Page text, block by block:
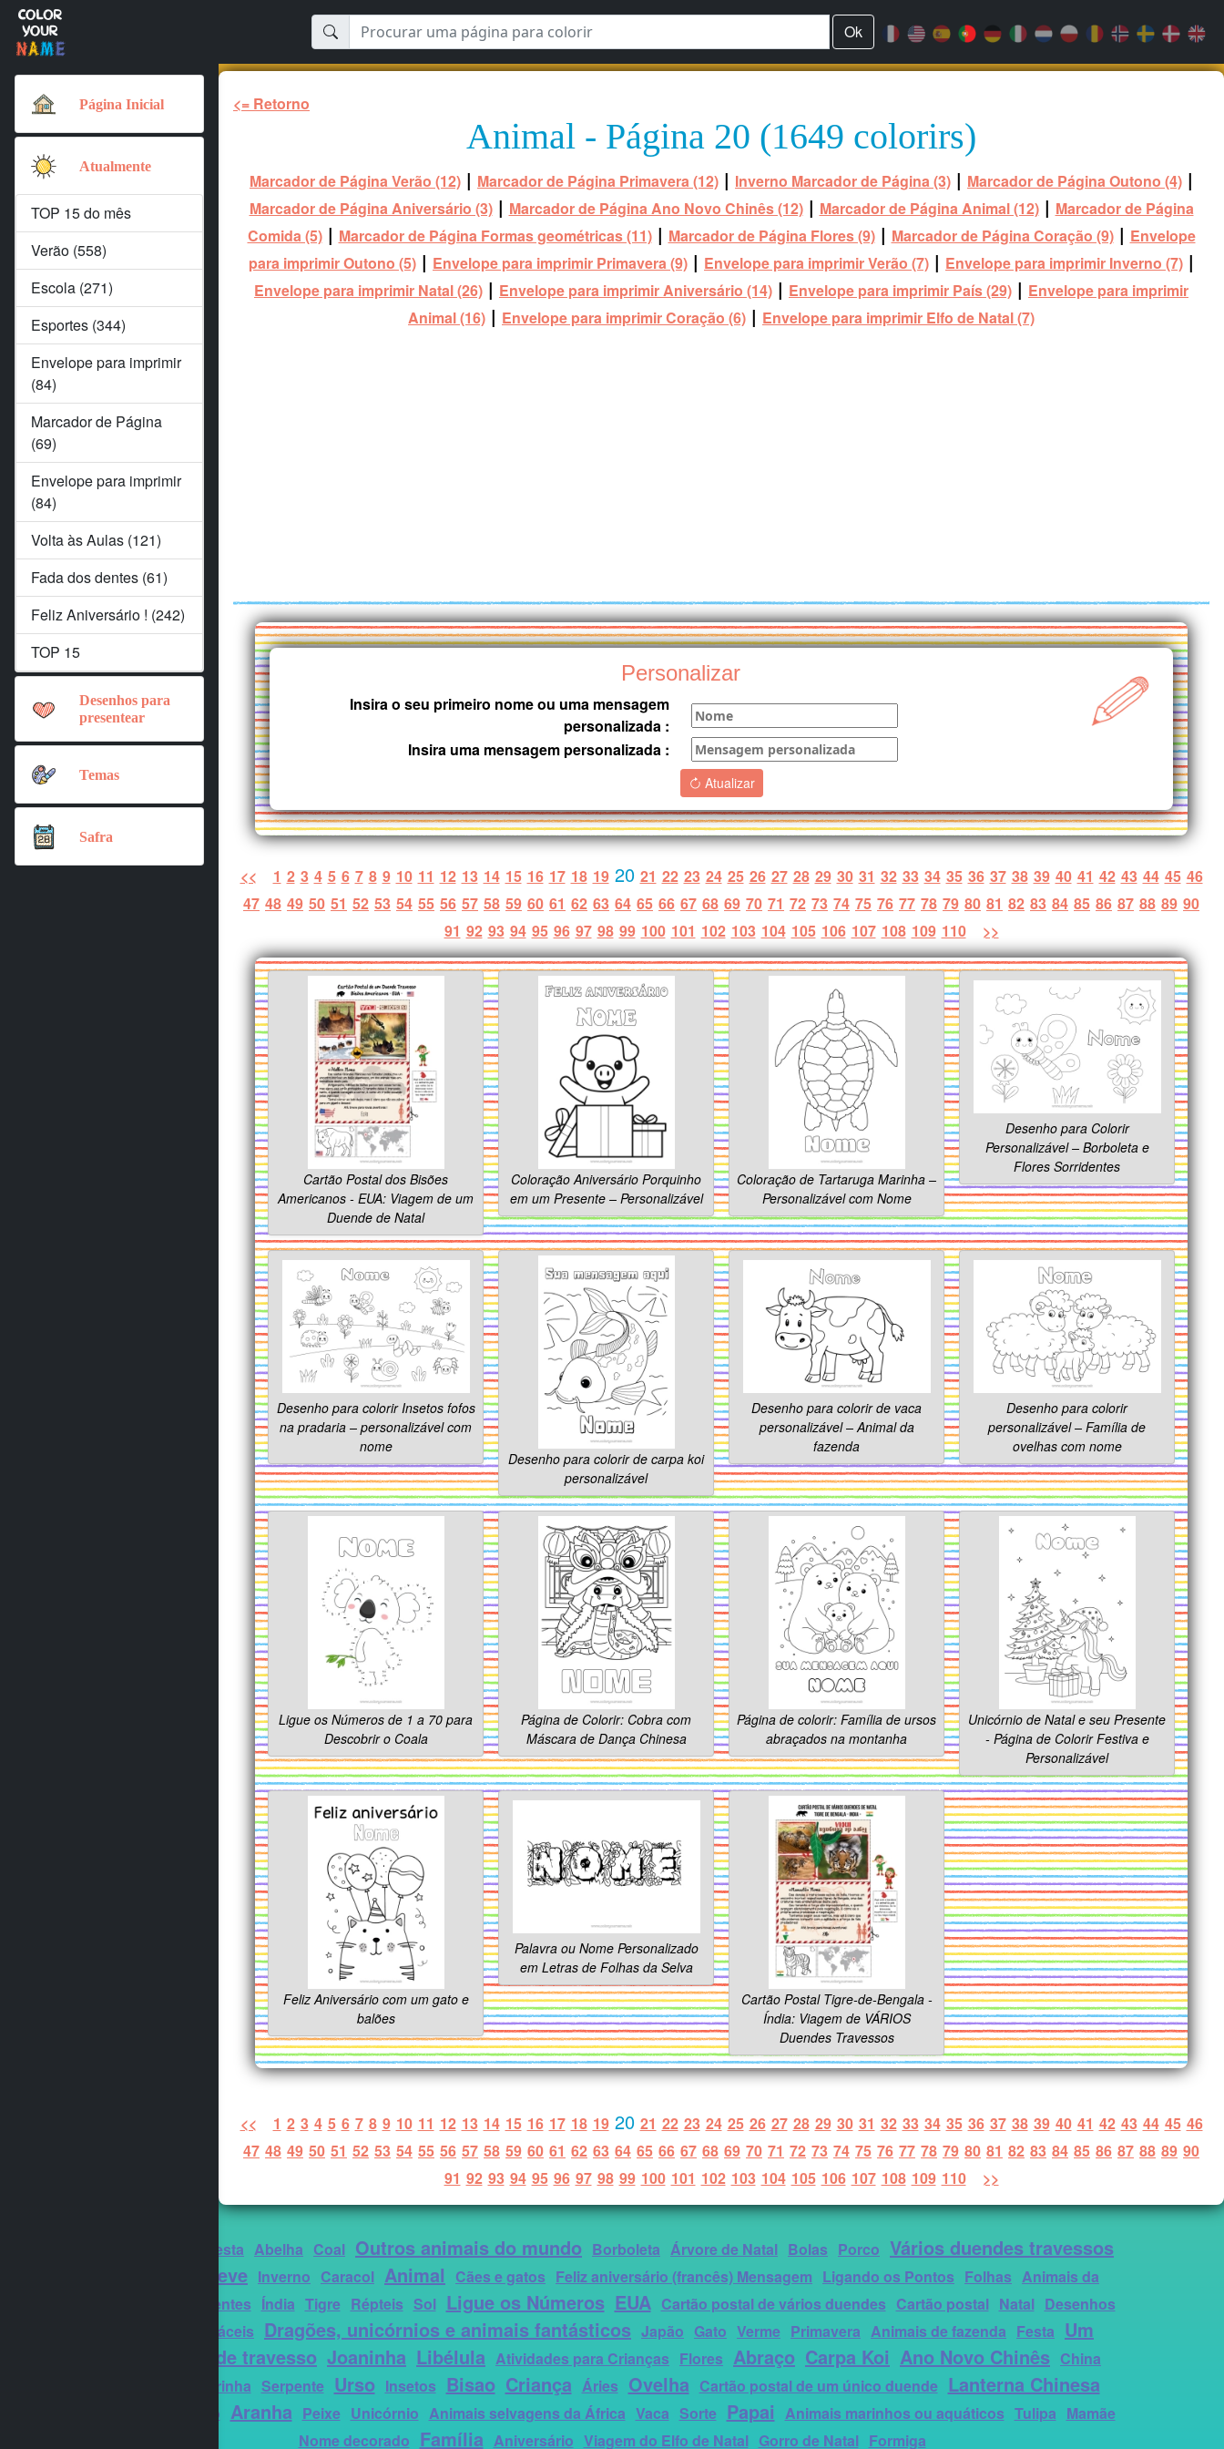
Página Inicial
Atualmente
TOP 15 do mês
Verão (558)
Escola (271)
Esportes (344)
Envelope para imprimir
(84)
Marcador de Página
(69)
Envelope para imprimir
(84)
Volta às Aulas (121)
Fada dos dentes (61)
Feliz Aniversário ! (242)
TOP 15
Desenhos para
presentear
Temas
Safra
Ok
<= Retorno
Animal - Página 20 (1649 colorirs)
Marcador de Página Verão (12) | Marcador de Página Primavera (12) | Inverno Marcador de Página (3) | Marcador de Página Outono (4) |
Marcador de Página Aniversário (3)| Marcador de Página Ano Novo Chinês (12)| Marcador de Página Animal (12)| Marcador de Página
Comida (5)| Marcador de Página Formas geométricas (11)| Marcador de Página Flores (9)| Marcador de Página Coração (9)| Envelope
para imprimir Outono (5) | Envelope para imprimir Primavera (9) | Envelope para imprimir Verão (7) | Envelope para imprimir Inverno (7) |
Envelope para imprimir Natal (26) | Envelope para imprimir Aniversário (14) | Envelope para imprimir País (29) | Envelope para imprimir
Animal (16) | Envelope para imprimir Coração (6) | Envelope para imprimir Elfo de Natal (7)
Personalizar
Insira o seu primeiro nome ou uma mensagem
personalizada :
Insira uma mensagem personalizada :
Atualizar
<< 1 2 3 4 5 6 7 8 9 10 11 12 13 14 15 16 17 18 1920 21 22 23 24 25 26 27 28 29 30 31 32 33 34 35 36 37 38 39 40 41 42 43 44 45 46
47 48 49 50 51 52 53 54 55 56 57 58 59 60 61 62 63 64 65 66 67 68 69 70 71 72 73 74 75 76 77 78 79 80 81 82 83 84 85 86 87 88 89 90
91 92 93 94 95 96 97 98 99 100 101 102 103 104 105 106 107 108 109 110 >>
Cartão Postal dos Bisões
Americanos - EUA: Viagem de um
Duende de Natal
Coloração Aniversário Porquinho
em um Presente – Personalizável
Coloração de Tartaruga Marinha –
Personalizável com Nome
Desenho para Colorir
Personalizável – Borboleta e
Flores Sorridentes
Desenho para colorir Insetos fofos
na pradaria – personalizável com
nome
Desenho para colorir de carpa koi
personalizável
Desenho para colorir de vaca
personalizável – Animal da
fazenda
Desenho para colorir
personalizável – Família de
ovelhas com nome
Ligue os Números de 1 a 70 para
Descobrir o Coala
Página de Colorir: Cobra com
Máscara de Dança Chinesa
Página de colorir: Família de ursos
abraçados na montanha
Unicórnio de Natal e seu Presente
- Página de Colorir Festiva e
Personalizável
Feliz Aniversário com um gato e
balões
Palavra ou Nome Personalizado
em Letras de Folhas da Selva
Cartão Postal Tigre-de-Bengala -
Índia: Viagem de VÁRIOS
Duendes Travessos
<< 1 2 3 4 5 6 7 8 9 10 11 12 13 14 15 16 17 18 1920 21 22 23 24 25 26 27 28 29 30 31 32 33 34 35 36 37 38 39 40 41 42 43 44 45 46
47 48 49 50 51 52 53 54 55 56 57 58 59 60 61 62 63 64 65 66 67 68 69 70 71 72 73 74 75 76 77 78 79 80 81 82 83 84 85 86 87 88 89 90
91 92 93 94 95 96 97 98 99 100 101 102 103 104 105 106 107 108 109 110 >>
Animais da floresta Abelha Coal Outros animais do mundo Borboleta Árvore de Natal Bolas Porco Vários duendes travessos
Neve Inverno Caracol Animal Cães e gatos Feliz aniversário (francês) Mensagem Ligando os Pontos Folhas Animais da
Presentes Índia Tigre Répteis Sol Ligue os Números EUA Cartão postal de vários duendes Cartão postal Natal Desenhos
para colorir fáceis Dragões, unicórnios e animais fantásticos Japão Gato Verme Primavera Animais de fazenda Festa Um
único duende travesso Joaninha Libélula Atividades para Crianças Flores Abraço Carpa Koi Ano Novo Chinês China
Tartaruga marinha Serpente Urso Insetos Bisao Criança Áries Ovelha Cartão postal de um único duende Lanterna Chinesa
Número Aranha Peixe Unicórnio Animais selvagens da África Vaca Sorte Papai Animais marinhos ou aquáticos Tulipa Mamãe
Nome decorado Família Aniversário Viagem do Elfo de Natal Gorro de Natal Formiga